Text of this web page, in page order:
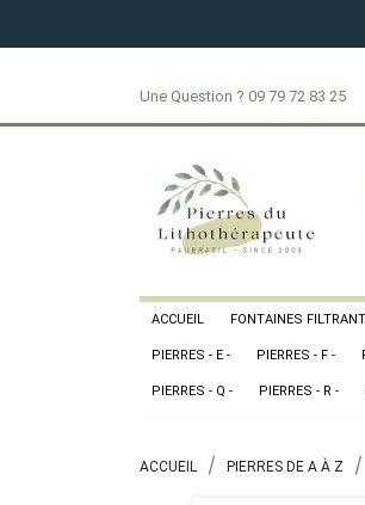
Une Question ? 09 79 72 83 25
ACCUEIL FONTAINES
PIERRES - E - PIERRES - F -
PIERRES - Q - PIERRES - R -
ACCUEIL PIERRES DE A À Z